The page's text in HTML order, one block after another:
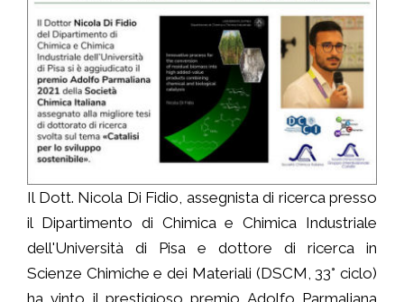
Il Dott. Nicola Di Fidio, assegnista di ricerca presso
il Dipartimento di Chimica e Chimica Industriale
dell'Università di Pisa e dottore di ricerca in
Scienze Chimiche e dei Materiali (DSCM, 33° ciclo)
ha vinto il prestigioso premio Adolfo Parmaliana